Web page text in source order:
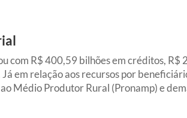
com R$ 400,59 bilhões em créditos,
em relação aos recursos por
Médio Produtor Rural (Pronamp) e